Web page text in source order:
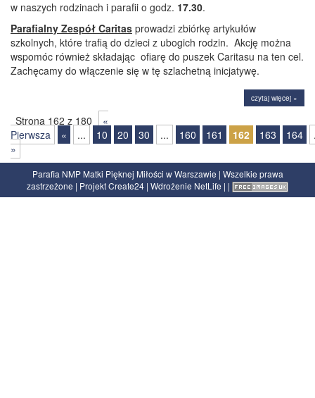
w naszych rodzinach i parafii o godz. 17.30.
Parafialny Zespół Caritas prowadzi zbiórkę artykułów
szkolnych, które trafią do dzieci z ubogich rodzin. Akcję można
wspomóc również składając ofiarę do puszek Caritasu na ten cel.
Zachęcamy do włączenie się w tę szlachetną inicjatywę.
czytaj więcej »
Strona 162 z 180
«
Pierwsza
« ... 10 20 30 ... 160 161 162 163 164
»
Parafia NMP Matki Pięknej Miłości w Warszawie | Wszelkie prawa
zastrzeżone | ProjektCreate24 | Wdrożenie NetLife | |